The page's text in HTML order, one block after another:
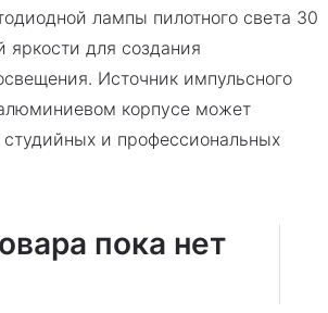
лампы пилотного света 30
яркости для создания
Источник импульсного
корпусе может
студийных и профессиональных
DP600IIIV – средняя модель в
и меньшей мощностью (DP400IIIV,
Может применяться как для
так и контрового, фонового,
пока нет